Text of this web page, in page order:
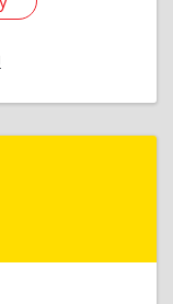
г, Победы пр-